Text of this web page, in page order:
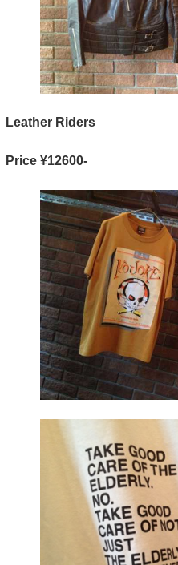
Leather Riders
Price ¥12600-